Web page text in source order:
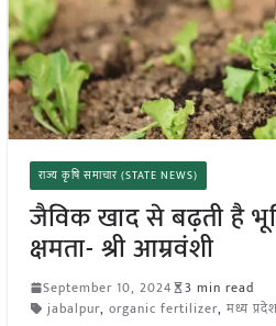
राज्य कृषि समाचार (STATE NEWS)
जैविक खाद से बढ़ती है
क्षमता- श्री आम्रवंशी
September 10, 2024
3 min read
jabalpur, organic fertilizer, मध्य प्रदेश